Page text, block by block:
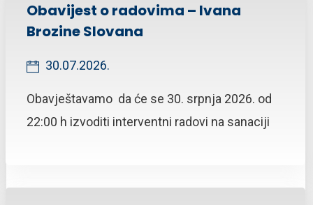
Obavijest o radovima – Ivana
Brozine Slovana
30.07.2026.
Obavještavamo da će se 30. srpnja 2026. od
22:00 h izvoditi interventni radovi na sanaciji